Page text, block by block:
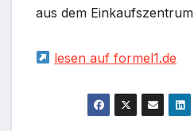
aus dem Einkaufszentrum
lesen auf formel1.de